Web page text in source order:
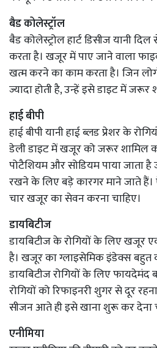
बैड कोलेस्ट्रॉल
बैड कोलेस्ट्रोल हार्ट डिसीज यानी दिल
करता है। खजूर में पाए जाने वाला
खत्म करने का काम करता है। जिन
ज्यादा होती है, उन्हें इसे डाइट में जरूर
हाई बीपी
हाई बीपी यानी हाई ब्लड प्रेशर के
डेली डाइट में खजूर को जरूर शामिल
पोटैशियम और सोडियम पाया जाता है
रखने के लिए बड़े कारगर माने जाते हैं।
चार खजूर का सेवन करना चाहिए।
डायबिटीज
डायबिटीज के रोगियों के लिए खजूर
है। खजूर का ग्लाइसेमिक इंडेक्स बहुत
डायबिटीज रोगियों के लिए फायदेमंद
रोगियों को रिफाइनरी शुगर से दूर
सीजन आते ही इसे खाना शुरू कर देना
एनीमिया